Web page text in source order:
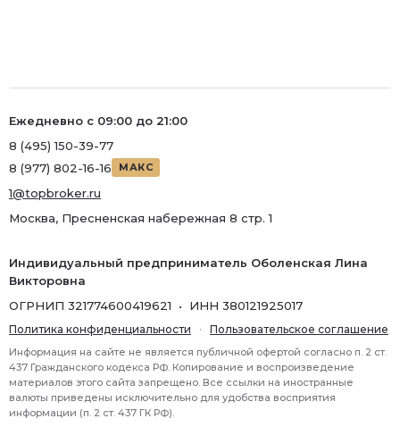
Ежедневно с 09:00 до 21:00
8 (495) 150-39-77
8 (977) 802-16-16
МАКС
1@topbroker.ru
Москва, Пресненская набережная 8 стр. 1
Индивидуальный предприниматель Оболенская Лина
Викторовна
ОГРНИП 321774600419621 • ИНН 380121925017
Политика конфиденциальности · Пользовательское соглашение
Информация на сайте не является публичной офертой согласно п. 2 ст.
437 Гражданского кодекса РФ. Копирование и воспроизведение
материалов этого сайта запрещено. Все ссылки на иностранные
валюты приведены исключительно для удобства восприятия
информации (п. 2 ст. 437 ГК РФ).